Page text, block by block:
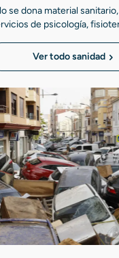
se dona material
de psicología,
Ver todo sanidad